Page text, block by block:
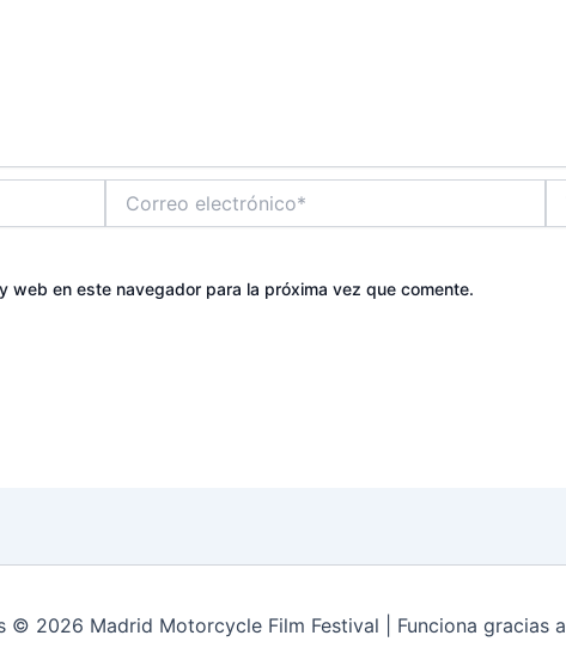
electrónico*
web en este navegador para la próxima vez que comente.
© 2026 Madrid Motorcycle Film Festival | Funciona gracias a